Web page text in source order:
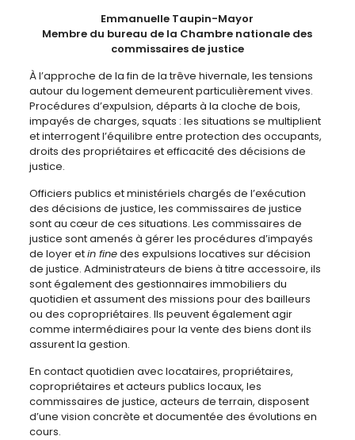
Emmanuelle Taupin-Mayor
Membre du bureau de la Chambre nationale des
commissaires de justice
À l’approche de la fin de la trêve hivernale, les tensions
autour du logement demeurent particulièrement vives.
Procédures d’expulsion, départs à la cloche de bois,
impayés de charges, squats : les situations se multiplient
et interrogent l’équilibre entre protection des occupants,
droits des propriétaires et efficacité des décisions de
justice.
Officiers publics et ministériels chargés de l’exécution
des décisions de justice, les commissaires de justice
sont au cœur de ces situations. Les commissaires de
justice sont amenés à gérer les procédures d’impayés
de loyer etin finedes expulsions locatives sur décision
de justice. Administrateurs de biens à titre accessoire, ils
sont également des gestionnaires immobiliers du
quotidien et assument des missions pour des bailleurs
ou des copropriétaires. Ils peuvent également agir
comme intermédiaires pour la vente des biens dont ils
assurent la gestion.
En contact quotidien avec locataires, propriétaires,
copropriétaires et acteurs publics locaux, les
commissaires de justice, acteurs de terrain, disposent
d’une vision concrète et documentée des évolutions en
cours.